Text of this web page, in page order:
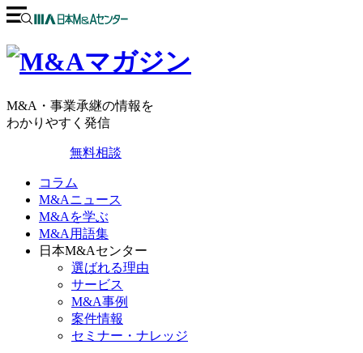
M&A・事業承継の情報を
わかりやすく発信
無料相談
コラム
M&Aニュース
M&Aを学ぶ
M&A用語集
日本M&Aセンター
選ばれる理由
サービス
M&A事例
案件情報
セミナー・ナレッジ